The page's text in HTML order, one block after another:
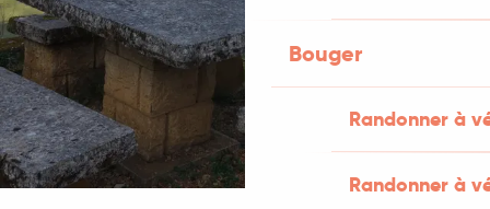
Bouger
Randonner à
Randonner à